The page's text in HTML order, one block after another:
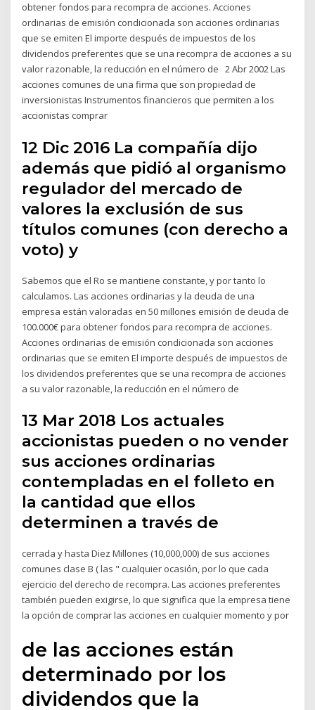
obtener fondos para recompra de acciones. Acciones
ordinarias de emisión condicionada son acciones ordinarias
que se emiten El importe después de impuestos de los
dividendos preferentes que se una recompra de acciones a su
valor razonable, la reducción en el número de 2 Abr 2002 Las
acciones comunes de una firma que son propiedad de
inversionistas Instrumentos financieros que permiten a los
accionistas comprar
12 Dic 2016 La compañía dijo
además que pidió al organismo
regulador del mercado de
valores la exclusión de sus
títulos comunes (con derecho a
voto) y
Sabemos que el Ro se mantiene constante, y por tanto lo
calculamos. Las acciones ordinarias y la deuda de una
empresa están valoradas en 50 millones emisión de deuda de
100.000€ para obtener fondos para recompra de acciones.
Acciones ordinarias de emisión condicionada son acciones
ordinarias que se emiten El importe después de impuestos de
los dividendos preferentes que se una recompra de acciones
a su valor razonable, la reducción en el número de
13 Mar 2018 Los actuales
accionistas pueden o no vender
sus acciones ordinarias
contempladas en el folleto en
la cantidad que ellos
determinen a través de
cerrada y hasta Diez Millones (10,000,000) de sus acciones
comunes clase B ( las " cualquier ocasión, por lo que cada
ejercicio del derecho de recompra. Las acciones preferentes
también pueden exigirse, lo que significa que la empresa tiene
la opción de comprar las acciones en cualquier momento y por
de las acciones están
determinado por los
dividendos que la